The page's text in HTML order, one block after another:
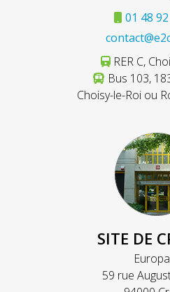
01 48
RER C,
Bus 103,
Choisy-le-Roi ou
SITE DE
59 rue